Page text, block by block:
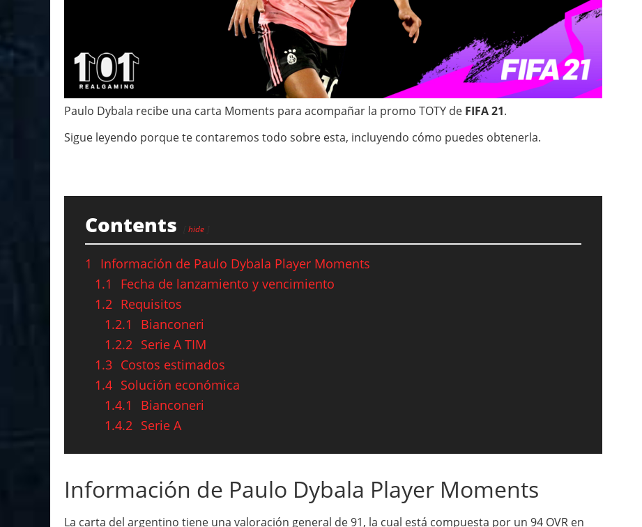
Paulo Dybala recibe una carta Moments para acompañar la promo TOTY de FIFA 21.
Sigue leyendo porque te contaremos todo sobre esta, incluyendo cómo puedes obtenerla.
Contents hide
1
Información de Paulo Dybala Player Moments
1.1
Fecha de lanzamiento y vencimiento
1.2 Requisitos
1.2.1
Bianconeri
1.2.2 Serie A TIM
1.3 Costos estimados
1.4 Solución económica
1.4.1
Bianconeri
1.4.2 Serie A
Información de Paulo Dybala Player Moments
La carta del argentino tiene una valoración general de 91, la cual está compuesta por un 94 OVR en